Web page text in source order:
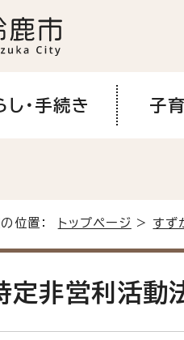
し・手続き 子
位置： トップページ > すず
定非営利活動